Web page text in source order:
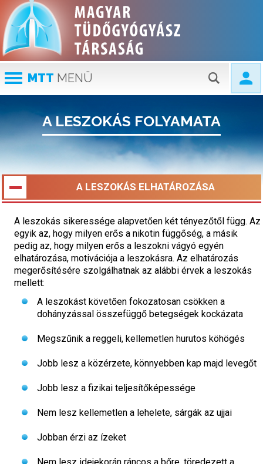
MTT MENÜ
A LESZOKÁS FOLYAMATA
A LESZOKÁS ELHATÁROZÁSA
A leszokás sikeressége alapvetően két tényezőtől függ. Az
egyik az, hogy milyen erős a nikotin függőség, a másik
pedig az, hogy milyen erős a leszokni vágyó egyén
elhatározása, motivációja a leszokásra. Az elhatározás
megerősítésére szolgálhatnak az alábbi érvek a leszokás
mellett:
A leszokást követően fokozatosan csökken a
dohányzással összefüggő betegségek kockázata
Megszűnik a reggeli, kellemetlen hurutos köhögés
Jobb lesz a közérzete, könnyebben kap majd levegőt
Jobb lesz a fizikai teljesítőképessége
Nem lesz kellemetlen a lehelete, sárgák az ujjai
Jobban érzi az ízeket